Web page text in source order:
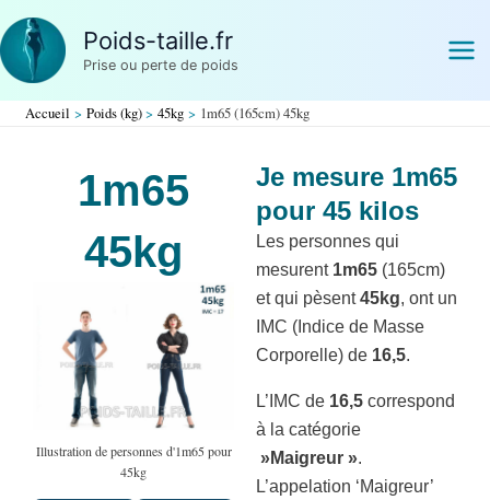
Aller
au
contenu
Poids-taille.fr
Prise ou perte de poids
Accueil Poids (kg) 45kg 1m65 (165cm) 45kg
1m65
45kg
Illustration de personnes d'1m65 pour
45kg
Je mesure 1m65
pour 45 kilos
Les personnes qui
mesurent 1m65 (165cm)
et qui pèsent45kg, ont un
IMC (Indice de Masse
Corporelle) de 16,5.
L’IMC de 16,5 correspond
à la catégorie
»Maigreur ».
L’appelation ‘Maigreur’